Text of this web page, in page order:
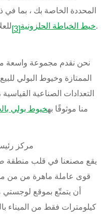
المحددة الخاصة بك ، بما في
خيط الخياطة الحلزونية[3] للعلامات التجارية الواعية للبيئة.
نحن نقدم مجموعة واسعة
الممتازة وخيوط البولي
التعدادات الصناعية
منا موثوقًا بهخيوط بولي
مركز
يقع مصنعنا في قلب منطقة
قوى عاملة ماهرة من
أن يتمتّع بموقع
كيلومترات فقط من الميناء